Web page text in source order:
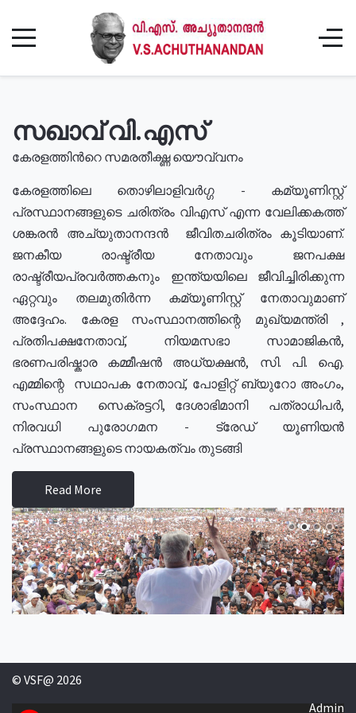
സഖാവ് വി.എസ്
കേരളത്തിൻറെ സമരതീക്ഷ്ണ യൌവ്വനം
കേരളത്തിലെ തൊഴിലാളിവർഗ്ഗ - കമ്യൂണിസ്റ്റ്
പ്രസ്ഥാനങ്ങളുടെ ചരിത്രം വിഎസ് എന്ന വേലിക്കകത്ത്
ശങ്കരൻ അച്യുതാനന്ദൻ ജീവിതചരിത്രം കൂടിയാണ്.
ജനകീയ രാഷ്ട്രീയ നേതാവും ജനപക്ഷ
രാഷ്ട്രീയപ്രവർത്തകനും ഇന്ത്യയിലെ ജീവിച്ചിരിക്കുന്ന
ഏറ്റവും തലമുതിർന്ന കമ്യൂണിസ്റ്റ് നേതാവുമാണ്
അദ്ദേഹം. കേരള സംസ്ഥാനത്തിന്റെ മുഖ്യമന്ത്രി ,
പ്രതിപക്ഷനേതാവ്, നിയമസഭാ സാമാജികൻ,
ഭരണപരിഷ്കാര കമ്മീഷൻ അധ്യക്ഷൻ, സി. പി. ഐ.
എമ്മിന്റെ സഥാപക നേതാവ്, പോളിറ്റ് ബ്യുറോ അംഗം,
സംസ്ഥാന സെക്രട്ടറി, ദേശാഭിമാനി പത്രാധിപർ,
നിരവധി പുരോഗമന - ട്രേഡ് യൂണിയൻ
പ്രസ്ഥാനങ്ങളുടെ നായകത്വം തുടങ്ങി
Read More
© VSF@ 2026
Admin